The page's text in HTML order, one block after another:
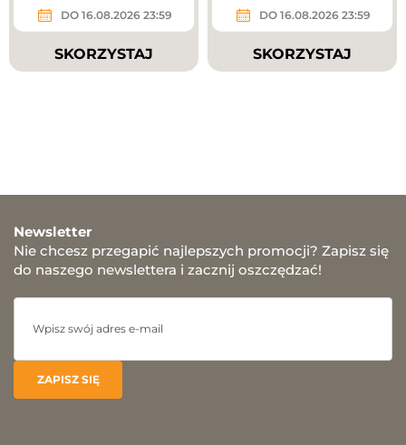
DO 16.08.2026 23:59
SKORZYSTAJ
DO 16.08.2026 23:59
SKORZYSTAJ
Newsletter
Nie chcesz przegapić najlepszych promocji? Zapisz się
do naszego newslettera i zacznij oszczędzać!